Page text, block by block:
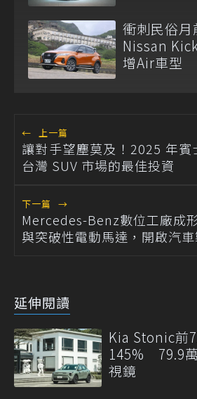
衝刺民俗月
Nissan
增Air車型
← 上一篇
讓對手望塵莫及！2025 年賓
台灣 SUV 市場的最佳投資
下一篇 →
Mercedes-Benz數位工廠成
與突破性電動馬達，開啟汽
延伸閱讀
Kia Stonic前
145% 79.9
視鏡